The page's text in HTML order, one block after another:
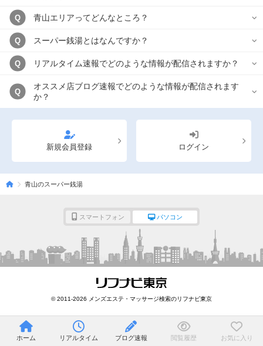
閉じる
Q 青山エリアってどんなところ？
Q スーパー銭湯とはなんですか？
Q リアルタイム速報でどのような情報が配信されますか？
Q
オススメ店ブログ速報でどのような情報が配信されます
か？
新規会員登録 ログイン
青山のスーパー銭湯
スマートフォン パソコン
© 2011-2026 メンズエステ・マッサージ検索のリフナビ東京
ホーム リアルタイム ブログ速報 閲覧履歴 お気に入り